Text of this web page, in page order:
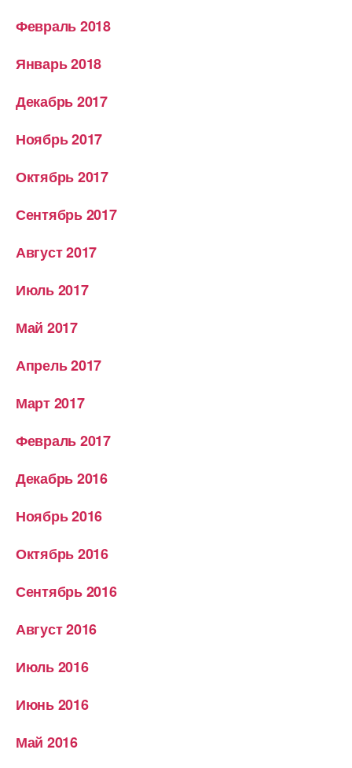
Февраль 2018
Январь 2018
Декабрь 2017
Ноябрь 2017
Октябрь 2017
Сентябрь 2017
Август 2017
Июль 2017
Май 2017
Апрель 2017
Март 2017
Февраль 2017
Декабрь 2016
Ноябрь 2016
Октябрь 2016
Сентябрь 2016
Август 2016
Июль 2016
Июнь 2016
Май 2016